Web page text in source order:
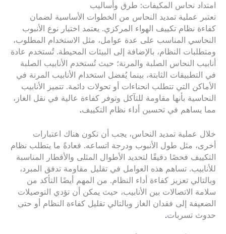
امتداد نحاس المكيفات: طرق وأساليب
تعتبر عملية تمديد النحاس من الخطوات الأساسية لضمان
كفاءة نظام تكييف الهواء المركزي. يعتمد اختيار نوع الأنبوب
النحاسي المناسب على عدة عوامل، مثل الاستخدام المطلوب،
ومتطلبات النظام، بالإضافة إلى البيئات المحيطة. تُستخدم عادة
أنابيب النحاس الصلبة والمرنة؛ حيث تُستخدم الأنابيب الصلبة
في التطبيقات الثابتة، بينما يُفضل استخدام الأنابيب المرنة في
الأماكن التي تتطلب انحناءات أو تحولات دائمة. تتميز الأنابيب
النحاسية بأنها مقاومة للتآكل وتوفر كفاءة عالية في نقل الغاز،
مما يساهم في تحسين أداء نظام التكييف.
خلال عملية تمديد النحاس، يجب أن تكون هناك اعتبارات
أخرى، مثل طول الأنبوب ودرجة اتساعه. فعادةً ما يتطلب نظام
التكييف فحصًا دقيقًا لتحديد الأطوال المثلى والأقطار المناسبة
للأنابيب. تساهم هذه العوامل في تقليل مقاومة تدفق المبرد،
وبالتالي تعزيز كفاءة أداء النظام. من المهم أيضًا التأكد من
سلامة الاتصالات بين الأنابيب، حيث يمكن أن تؤدي التوصيلات
الضعيفة إلى فقدان الغاز وبالتالي تقليل كفاءة النظام أو حتى
حدوث تسربات.